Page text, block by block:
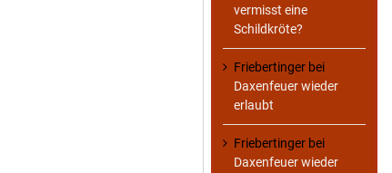
vermisst eine
Schildkröte?
Friebertinger bei
Daxenfeuer wieder
erlaubt
Friebertinger bei
Daxenfeuer wieder